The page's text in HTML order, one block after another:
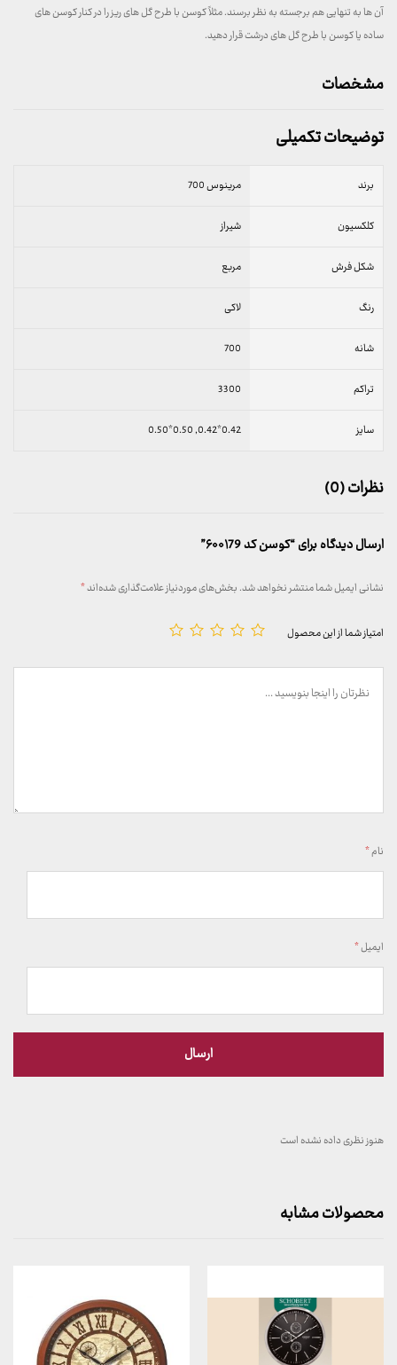
آن ها به تنهایی هم برجسته به نظر برسند. مثلاً کوسن با طرح گل های ریز را در کنار کوسن های
ساده یا کوسن با طرح گل های درشت قرار دهید.
مشخصات
توضیحات تکمیلی
برند مرینوس 700
کلکسیون شیراز
شکل فرش مربع
رنگ لاکی
شانه 700
تراکم 3300
سایز 0.42*0.42, 0.50*0.50
نظرات (0)
ارسال دیدگاه برای “کوسن کد ۶۰۰۱79”
نشانی ایمیل شما منتشر نخواهد شد.بخش‌های موردنیاز علامت‌گذاری شده‌اند*
امتیاز شما از این محصول
نام*
ایمیل*
هنوز نظری داده نشده است
محصولات مشابه